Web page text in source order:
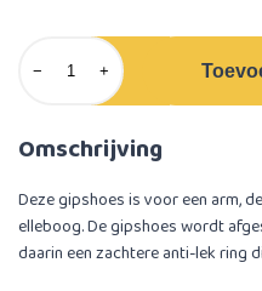
− +
Omschrijving
Deze gipshoes is voor een arm,
elleboog. De gipshoes wordt
daarin een zachtere anti-lek ring